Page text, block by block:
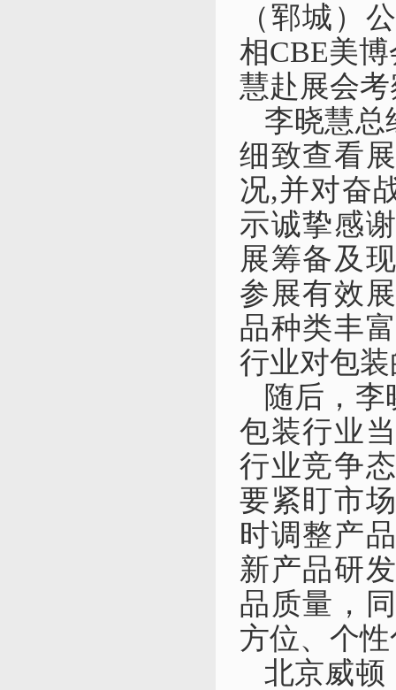
（ 郓城）
相CBE美
慧赴展会
李晓慧总
细致查看
况,并对奋
示诚挚感
展筹备及
参展有效
品种类丰
行业对包
随后，李
包装行业
行业竞争
要紧盯市
时调整产
新产品研
品质量 ，
方位、个
北京威顿